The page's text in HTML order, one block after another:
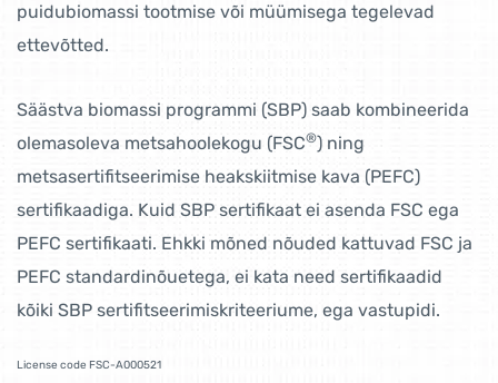
puidubiomassi tootmise või müümisega tegelevad
ettevõtted.
Säästva biomassi programmi (SBP) saab kombineerida
olemasoleva metsahoolekogu (FSC®) ning
metsasertifitseerimise heakskiitmise kava (PEFC)
sertifikaadiga. Kuid SBP sertifikaat ei asenda FSC ega
PEFC sertifikaati. Ehkki mõned nõuded kattuvad FSC ja
PEFC standardinõuetega, ei kata need sertifikaadid
kõiki SBP sertifitseerimiskriteeriume, ega vastupidi.
License code FSC-A000521